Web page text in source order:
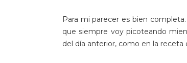
Para mi parecer es bien
que siempre voy picoteando
del día anterior, como en la receta